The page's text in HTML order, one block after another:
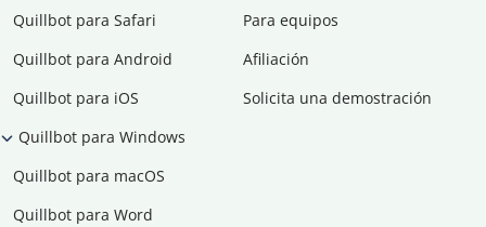
Quillbot para Safari
Quillbot para Android
Quillbot para iOS
Quillbot para Windows
Quillbot para macOS
Quillbot para Word
Para equipos
Afiliación
Solicita una demostración